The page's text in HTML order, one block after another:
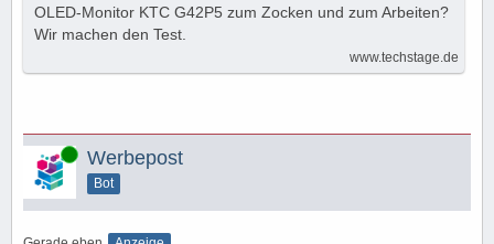
OLED-Monitor KTC G42P5 zum Zocken und zum Arbeiten?
Wir machen den Test.
www.techstage.de
Online Werbepost
Bot